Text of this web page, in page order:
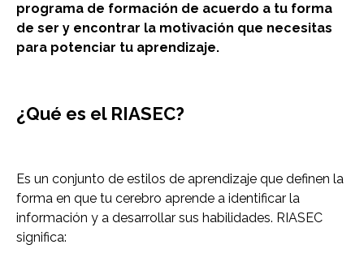
programa de formación de acuerdo a tu forma
de ser y encontrar la motivación que necesitas
para potenciar tu aprendizaje.
¿Qué es el RIASEC?
Es un conjunto de estilos de aprendizaje que definen la
forma en que tu cerebro aprende a identificar la
información y a desarrollar sus habilidades. RIASEC
significa: